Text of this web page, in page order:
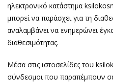
ηλεκτρονικό κατάστημα
μπορεί να παράσχει για τη
αναλαμβάνει να ενημερώνει
διαθεσιμότητας.
Μέσα στις ιστοσελίδες του
σύνδεσμοι που παραπέμπουν